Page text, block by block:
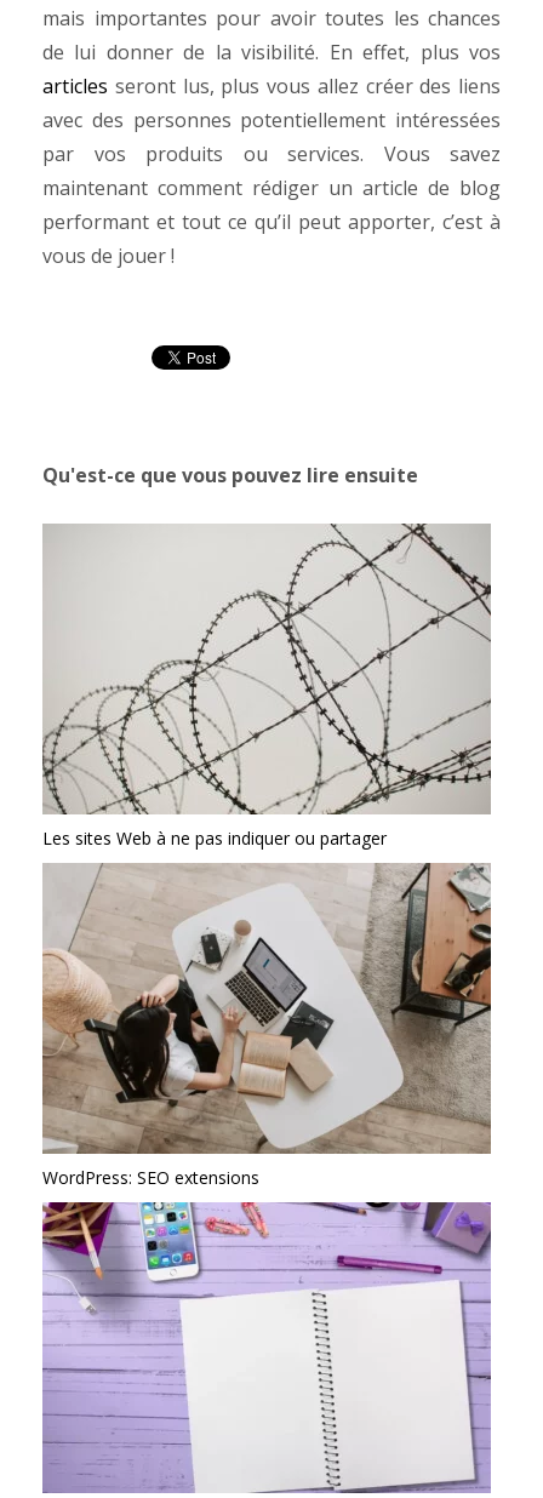
mais importantes pour avoir toutes les chances
de lui donner de la visibilité. En effet, plus vos
articles seront lus, plus vous allez créer des liens
avec des personnes potentiellement intéressées
par vos produits ou services. Vous savez
maintenant comment rédiger un article de blog
performant et tout ce qu’il peut apporter, c’est à
vous de jouer !
Qu'est-ce que vous pouvez lire ensuite
Les sites Web à ne pas indiquer ou partager
WordPress: SEO extensions